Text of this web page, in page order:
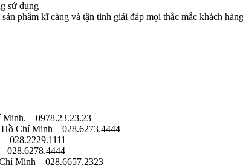
sử dụng
phẩm kĩ càng và tận tình giải đáp mọi thắc mắc khách
– 0978.23.23.23
Chí Minh – 028.6273.4444
028.2229.1111
028.6278.4444
Minh – 028.6657.2323